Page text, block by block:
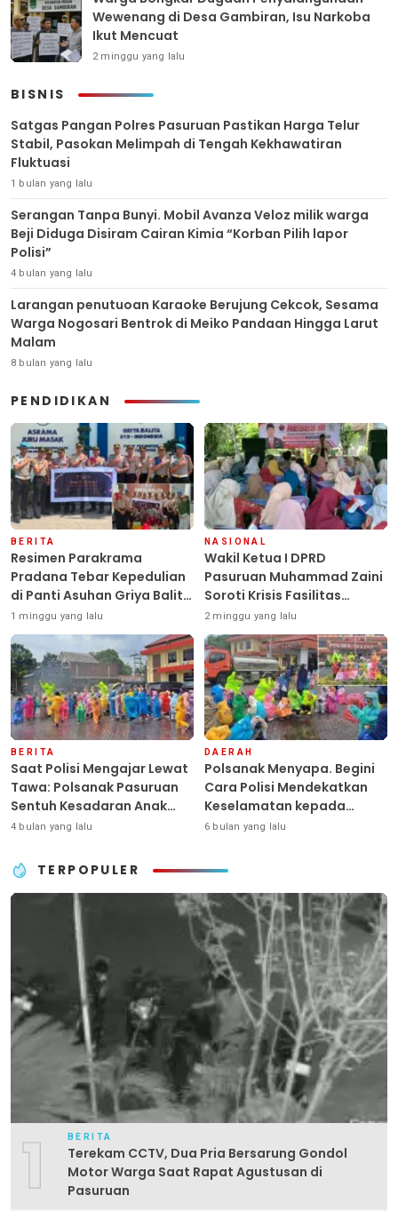
Wewenang di Desa Gambiran, Isu Narkoba
Ikut Mencuat
2 minggu yang lalu
BISNIS
Satgas Pangan Polres Pasuruan Pastikan Harga Telur
Stabil, Pasokan Melimpah di Tengah Kekhawatiran
Fluktuasi
1 bulan yang lalu
Serangan Tanpa Bunyi. Mobil Avanza Veloz milik warga
Beji Diduga Disiram Cairan Kimia “Korban Pilih lapor
Polisi”
4 bulan yang lalu
Larangan penutuoan Karaoke Berujung Cekcok, Sesama
Warga Nogosari Bentrok di Meiko Pandaan Hingga Larut
Malam
8 bulan yang lalu
PENDIDIKAN
BERITA
Resimen Parakrama
Pradana Tebar Kepedulian
di Panti Asuhan Griya Balita
SYD, Peluk Hangat Balita
Terlantar “POLRI Hadir
Dengan Hati”
1 minggu yang lalu
NASIONAL
Wakil Ketua I DPRD
Pasuruan Muhammad Zaini
Soroti Krisis Fasilitas
Sekolah di Tengah Efisiensi
Anggaran
2 minggu yang lalu
BERITA
Saat Polisi Mengajar Lewat
Tawa: Polsanak Pasuruan
Sentuh Kesadaran Anak
Sejak Dini
4 bulan yang lalu
DAERAH
Polsanak Menyapa. Begini
Cara Polisi Mendekatkan
Keselamatan kepada
Generasi Sejak Usia Dini
6 bulan yang lalu
TERPOPULER
1 BERITA
Terekam CCTV, Dua Pria Bersarung Gondol
Motor Warga Saat Rapat Agustusan di
Pasuruan